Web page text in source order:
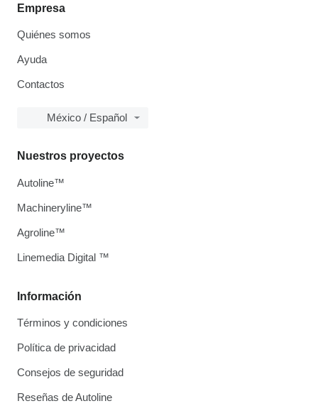
Empresa
Quiénes somos
Ayuda
Contactos
México / Español
Información
Términos y condiciones
Política de privacidad
Consejos de seguridad
Reseñas de Autoline
Nuestros proyectos
Autoline™
Machineryline™
Agroline™
Linemedia Digital ™